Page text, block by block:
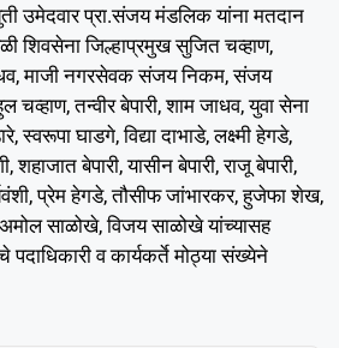
उमेदवार प्रा.संजय मंडलिक यांना मतदान
शिवसेना जिल्हाप्रमुख सुजित चव्हाण,
माजी नगरसेवक संजय निकम, संजय
तन्वीर बेपारी, शाम जाधव, युवा सेना
स्वरूपा घाडगे, विद्या दाभाडे, लक्ष्मी हेगडे,
शहाजात बेपारी, यासीन बेपारी, राजू बेपारी,
प्रेम हेगडे, तौसीफ जांभारकर, हुजेफा शेख,
अमोल साळोखे, विजय साळोखे यांच्यासह
पदाधिकारी व कार्यकर्ते मोठ्या संख्येने